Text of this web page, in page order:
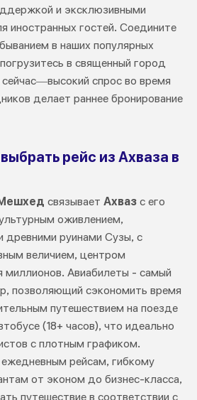
и эксклюзивными
иностранных гостей. Соедините
в наших популярных
в священный город
спрос во время
делает раннее бронирование
рейс из Ахваза в
связывает Ахвазс его
оживлением,
древними руинами Сузы, с
величием, центром
миллионов. Авиабилеты - самый
позволяющий сэкономить время
путешествием на поезде
(18+ часов), что идеально
с плотным графиком.
рейсам, гибкому
от эконом до бизнес-класса,
путешествие в соответствии с